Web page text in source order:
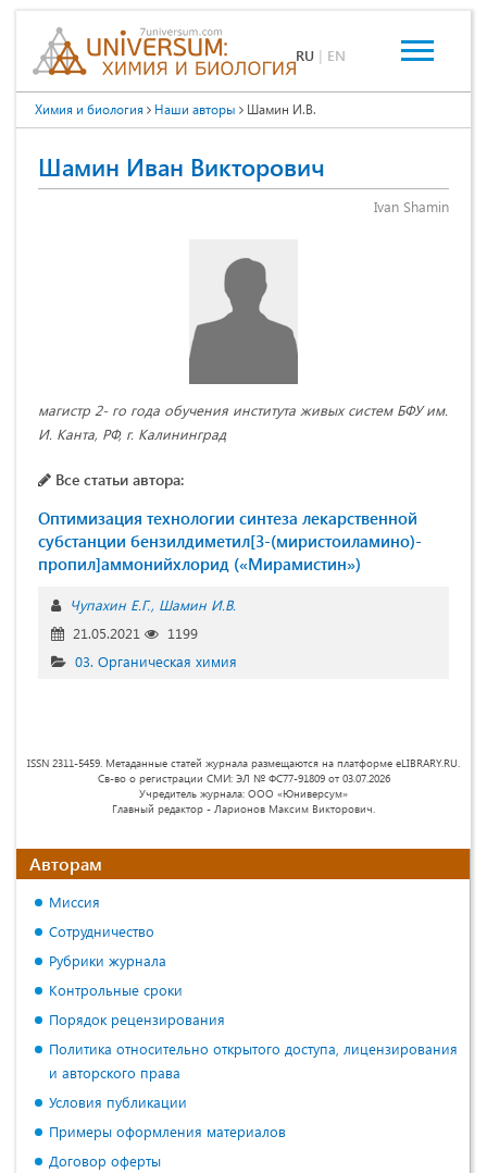
RU | EN
Химия и биология Наши авторы Шамин И.В.
Шамин Иван Викторович
Ivan Shamin
магистр 2- го года обучения института живых систем БФУ им.
И. Канта, РФ, г. Калининград
Все статьи автора:
Оптимизация технологии синтеза лекарственной
субстанции бензилдиметил[3-(миристоиламино)-
пропил]аммонийхлорид («Мирамистин»)
Чупахин Е.Г. Шамин И.В.
21.05.2021
1199
03. Органическая химия
ISSN 2311-5459. Метаданные статей журнала размещаются на платформе eLIBRARY.RU.
Св-во о регистрации СМИ: ЭЛ № ФС77-91809 от 03.07.2026
Учредитель журнала: ООО «Юниверсум»
Главный редактор - Ларионов Максим Викторович.
Авторам
Миссия
Сотрудничество
Рубрики журнала
Контрольные сроки
Порядок рецензирования
Политика относительно открытого доступа, лицензирования
и авторского права
Условия публикации
Примеры оформления материалов
Договор оферты